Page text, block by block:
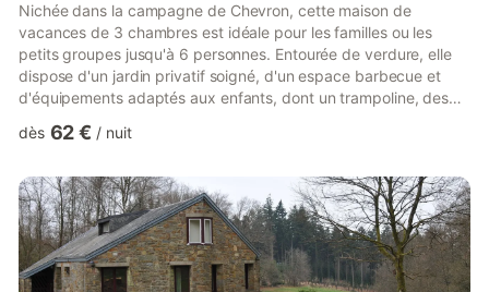
Nichée dans la campagne de Chevron, cette maison de
vacances de 3 chambres est idéale pour les familles ou les
petits groupes jusqu'à 6 personnes. Entourée de verdure, elle
dispose d'un jardin privatif soigné, d'un espace barbecue et
d'équipements adaptés aux enfants, dont un trampoline, des
promenades paisibles à pied ou à vélo, avec une forêt à
(10 km) et les supermarchés (8 km) sont facilement accessibles
en voiture, tandis que les attractions touristiques à proximité...
dès 62 € / nuit